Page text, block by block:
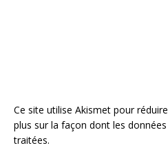
Ce site utilise Akismet pour
plus sur la façon dont les
traitées.